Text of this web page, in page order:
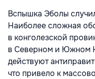
Вспышка Эболы
Наиболее сложная
в конголезской
в Северном и Южном
действуют
что привело к